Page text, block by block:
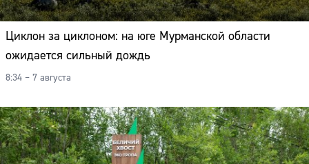
Циклон за циклоном: на юге Мурманской области
ожидается сильный дождь
8:34 – 7 августа